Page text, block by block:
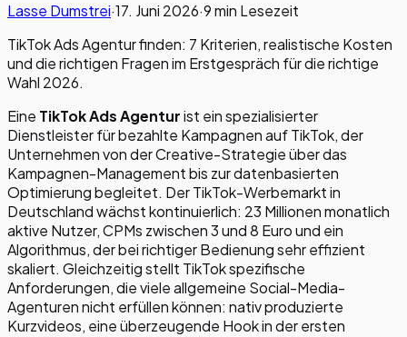
Lasse Dumstrei·17. Juni 2026·9 min Lesezeit
TikTok Ads Agentur finden: 7 Kriterien, realistische Kosten
und die richtigen Fragen im Erstgespräch für die richtige
Wahl 2026.
Eine TikTok Ads Agenturist ein spezialisierter
Dienstleister für bezahlte Kampagnen auf TikTok, der
Unternehmen von der Creative-Strategie über das
Kampagnen-Management bis zur datenbasierten
Optimierung begleitet. Der TikTok-Werbemarkt in
Deutschland wächst kontinuierlich: 23 Millionen monatlich
aktive Nutzer, CPMs zwischen 3 und 8 Euro und ein
Algorithmus, der bei richtiger Bedienung sehr effizient
skaliert. Gleichzeitig stellt TikTok spezifische
Anforderungen, die viele allgemeine Social-Media-
Agenturen nicht erfüllen können: nativ produzierte
Kurzvideos, eine überzeugende Hook in der ersten